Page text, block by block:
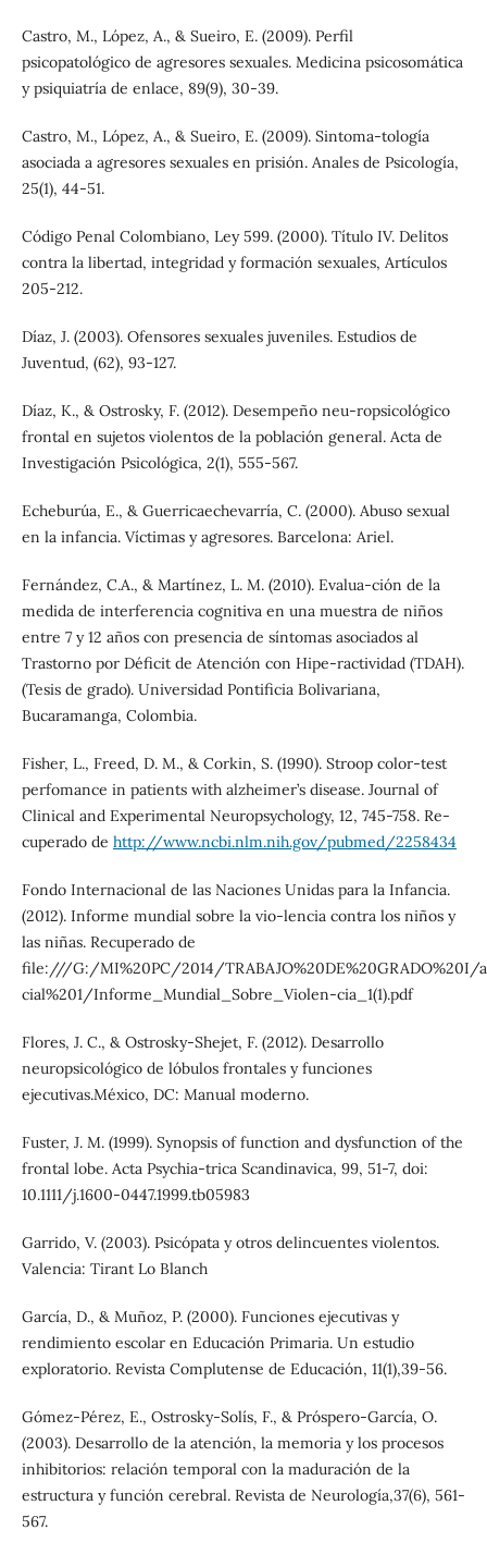
Castro, M., López, A., & Sueiro, E. (2009). Perfil
psicopatológico de agresores sexuales. Medicina psicosomática
y psiquiatría de enlace, 89(9), 30-39.
Castro, M., López, A., & Sueiro, E. (2009). Sintoma-tología
asociada a agresores sexuales en prisión. Anales de Psicología,
25(1), 44-51.
Código Penal Colombiano, Ley 599. (2000). Título IV. Delitos
contra la libertad, integridad y formación sexuales, Artículos
205-212.
Díaz, J. (2003). Ofensores sexuales juveniles. Estudios de
Juventud, (62), 93-127.
Díaz, K., & Ostrosky, F. (2012). Desempeño neu-ropsicológico
frontal en sujetos violentos de la población general. Acta de
Investigación Psicológica, 2(1), 555-567.
Echeburúa, E., & Guerricaechevarría, C. (2000). Abuso sexual
en la infancia. Víctimas y agresores. Barcelona: Ariel.
Fernández, C.A., & Martínez, L. M. (2010). Evalua-ción de la
medida de interferencia cognitiva en una muestra de niños
entre 7 y 12 años con presencia de síntomas asociados al
Trastorno por Déficit de Atención con Hipe-ractividad (TDAH).
(Tesis de grado). Universidad Pontificia Bolivariana,
Bucaramanga, Colombia.
Fisher, L., Freed, D. M., & Corkin, S. (1990). Stroop color-test
perfomance in patients with alzheimer’s disease. Journal of
Clinical and Experimental Neuropsychology, 12, 745-758. Re-
cuperado de http://www.ncbi.nlm.nih.gov/pubmed/2258434
Fondo Internacional de las Naciones Unidas para la Infancia.
(2012). Informe mundial sobre la vio-lencia contra los niños y
las niñas. Recuperado de
file:///G:/MI%20PC/2014/TRABAJO%20DE%20GRADO%20I/
cial%201/Informe_Mundial_Sobre_Violen-cia_1(1).pdf
Flores, J. C., & Ostrosky-Shejet, F. (2012). Desarrollo
neuropsicológico de lóbulos frontales y funciones
ejecutivas.México, DC: Manual moderno.
Fuster, J. M. (1999). Synopsis of function and dysfunction of the
frontal lobe. Acta Psychia-trica Scandinavica, 99, 51-7, doi:
10.1111/j.1600-0447.1999.tb05983
Garrido, V. (2003). Psicópata y otros delincuentes violentos.
Valencia: Tirant Lo Blanch
García, D., & Muñoz, P. (2000). Funciones ejecutivas y
rendimiento escolar en Educación Primaria. Un estudio
exploratorio. Revista Complutense de Educación, 11(1),39-56.
Gómez-Pérez, E., Ostrosky-Solís, F., & Próspero-García, O.
(2003). Desarrollo de la atención, la memoria y los procesos
inhibitorios: relación temporal con la maduración de la
estructura y función cerebral. Revista de Neurología,37(6), 561-
567.